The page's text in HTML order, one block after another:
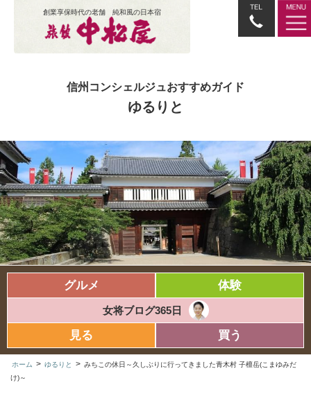
創業享保時代の老舗 純和風の日本宿
信州コンシェルジュおすすめガイド
ゆるりと
グルメ 体験
女将ブログ365日
見る 買う
ホーム > ゆるりと > みちこの休日～久しぶりに行ってきました青木村 子檀岳(こまゆみだ
け)～